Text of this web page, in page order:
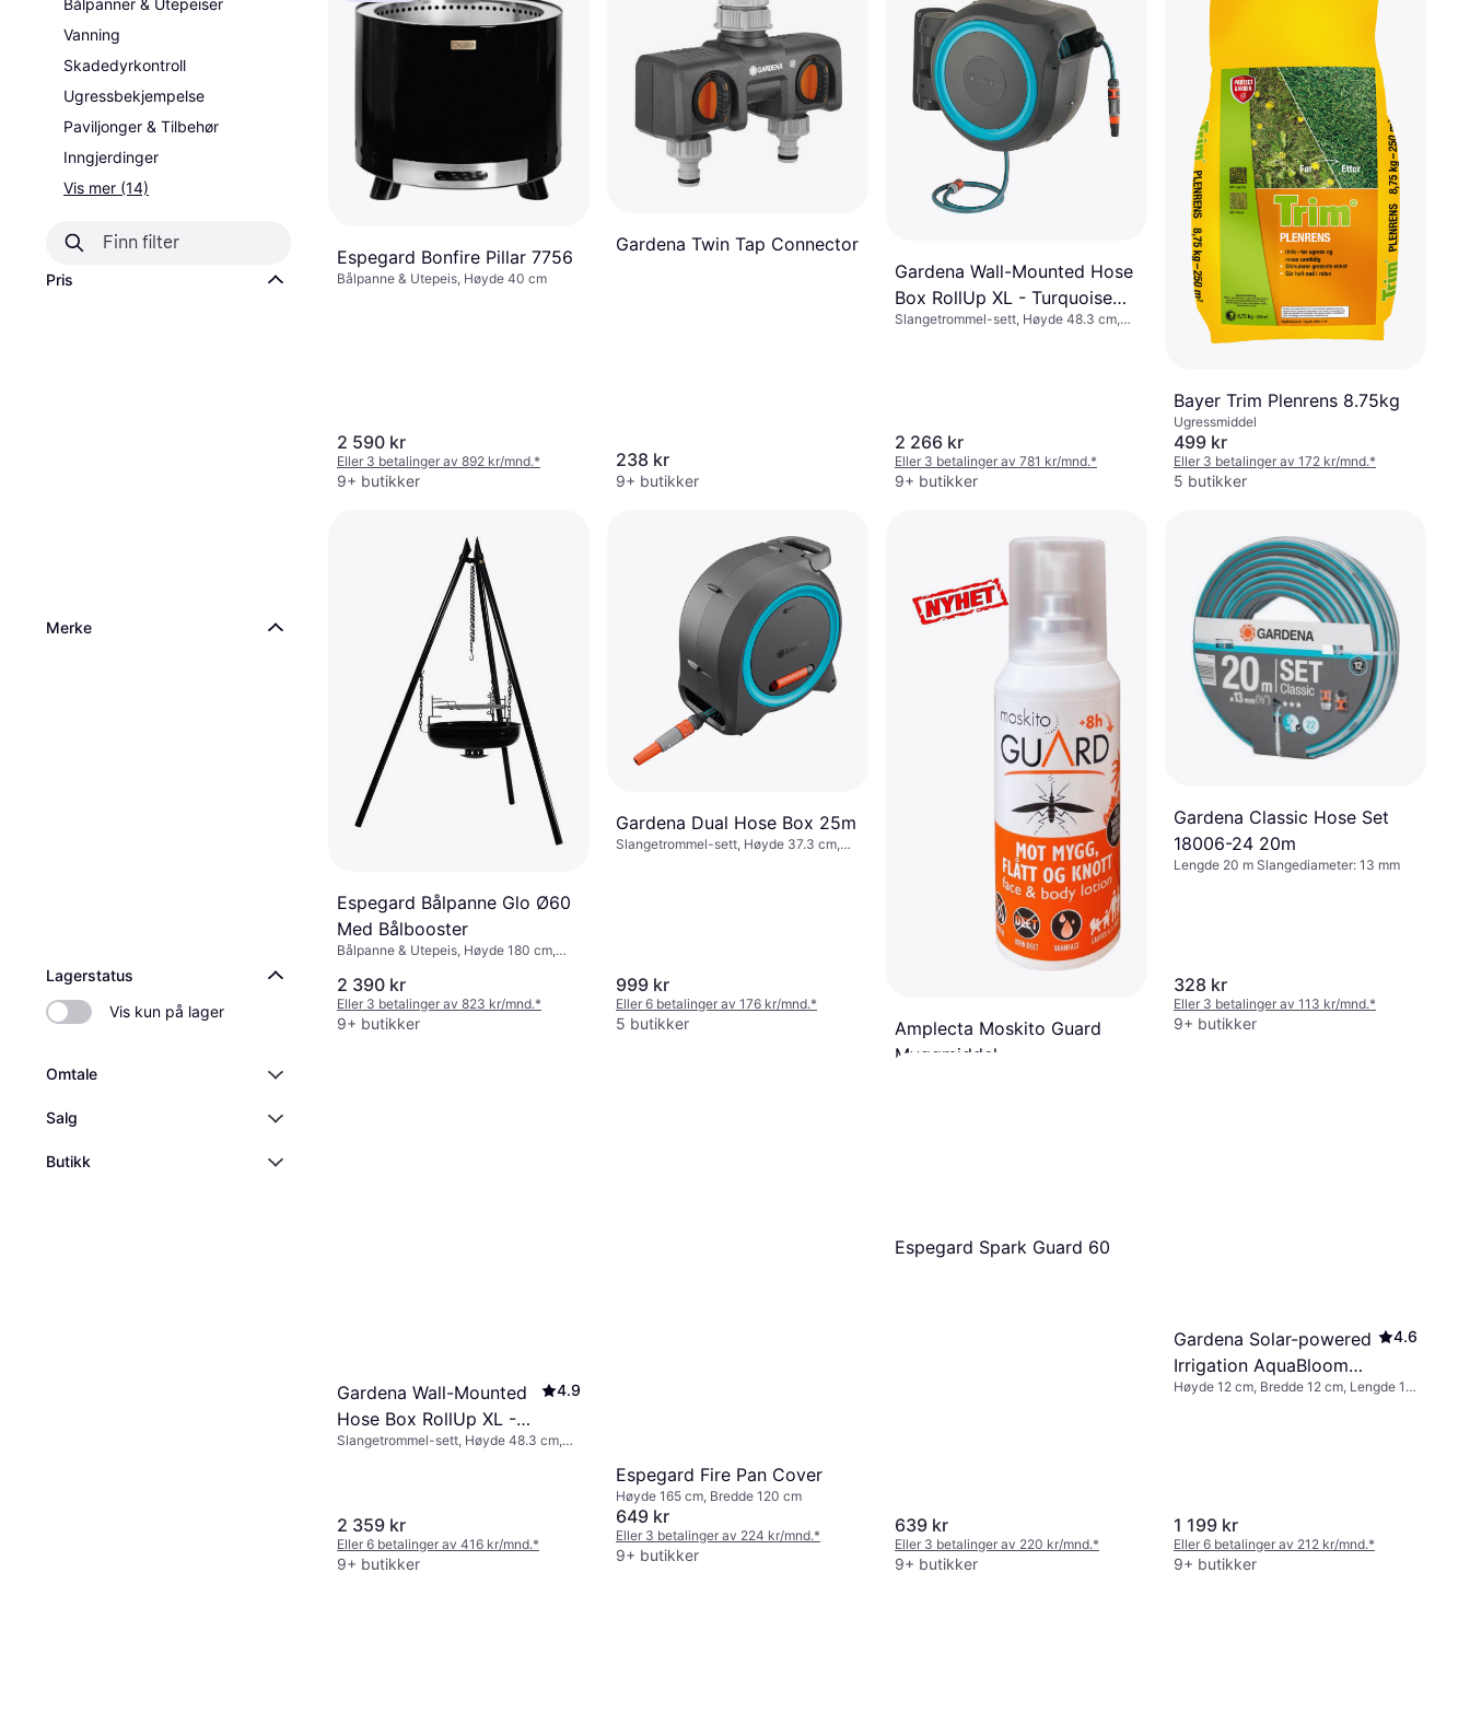
Bålpanner & Utepeiser
Vanning
Skadedyrkontroll
Ugressbekjempelse
Paviljonger & Tilbehør
Inngjerdinger
Vis mer (14)
Pris
Merke
Lagerstatus
Vis kun på lager
Omtale
Salg
Butikk
Espegard Bonfire Pillar 7756
Bålpanne & Utepeis, Høyde 40 cm
2 590 kr
Eller 3 betalinger av 892 kr/mnd.*
9+ butikker
Gardena Twin Tap Connector
238 kr
9+ butikker
Gardena Wall-Mounted Hose
Box RollUp XL - Turquoise
35m
Slangetrommel-sett, Høyde 48.3 cm,
2 266 kr
Eller 3 betalinger av 781 kr/mnd.*
9+ butikker
Bayer Trim Plenrens 8.75kg
Ugressmiddel
499 kr
Eller 3 betalinger av 172 kr/mnd.*
5 butikker
Espegard Bålpanne Glo Ø60
Med Bålbooster
Bålpanne & Utepeis, Høyde 180 cm,
2 390 kr
Eller 3 betalinger av 823 kr/mnd.*
9+ butikker
Gardena Dual Hose Box 25m
Slangetrommel-sett, Høyde 37.3 cm,
999 kr
Eller 6 betalinger av 176 kr/mnd.*
5 butikker
Amplecta Moskito Guard
Myggmiddel
Gardena Classic Hose Set
18006-24 20m
Lengde 20 m Slangediameter: 13 mm
328 kr
Eller 3 betalinger av 113 kr/mnd.*
9+ butikker
Gardena Wall-Mounted
Hose Box RollUp XL -
White 35m
4.9
Slangetrommel-sett, Høyde 48.3 cm,
2 359 kr
Eller 6 betalinger av 416 kr/mnd.*
9+ butikker
Espegard Fire Pan Cover
Høyde 165 cm, Bredde 120 cm
649 kr
Eller 3 betalinger av 224 kr/mnd.*
9+ butikker
Espegard Spark Guard 60
639 kr
Eller 3 betalinger av 220 kr/mnd.*
9+ butikker
Gardena Solar-powered
Irrigation AquaBloom
Set 13300-20
4.6
Høyde 12 cm, Bredde 12 cm, Lengde 12
1 199 kr
Eller 6 betalinger av 212 kr/mnd.*
9+ butikker